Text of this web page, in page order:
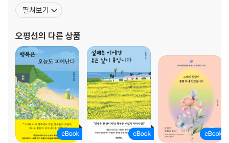
하게 살다 보니 얻은 것도 있었지만 많은 것을 놓쳤다. 자의든 타의든
틀 속에 갇혀 사는 기분이었다. 오십 후반에 접어들자 세상의 시계가
줘야 할 것이 무엇인지,
펼쳐보기
오평선의 다른 상품